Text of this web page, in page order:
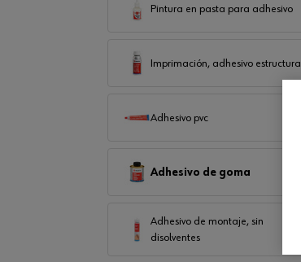
Pintura en pasta para adhesivo
Imprimación, adhesivo estructural
Adhesivo pvc
Adhesivo de goma
Adhesivo de montaje, sin
disolventes